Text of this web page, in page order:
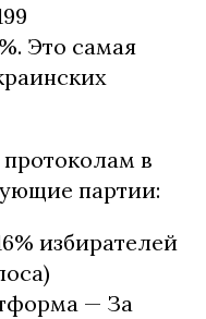
Это самая
в
партии:
избирателей
— За